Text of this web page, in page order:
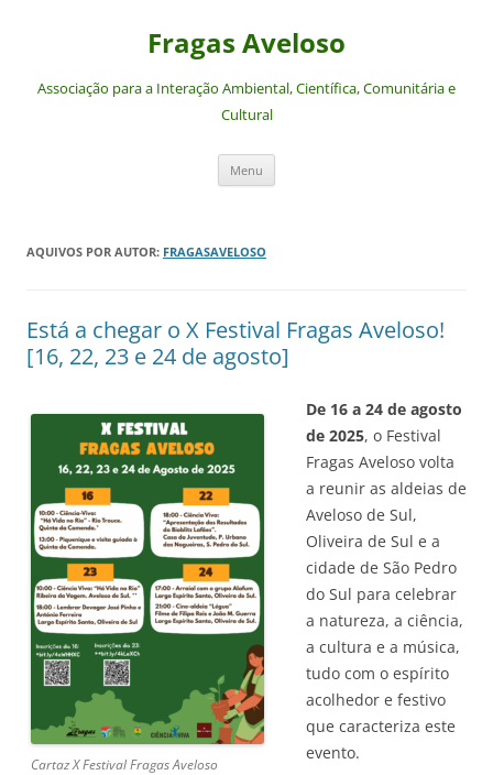
Fragas Aveloso
Associação para a Interação Ambiental, Científica, Comunitária e
Cultural
Menu
AQUIVOS POR AUTOR: FRAGASAVELOSO
Está a chegar o X Festival Fragas Aveloso!
[16, 22, 23 e 24 de agosto]
Cartaz X Festival Fragas Aveloso
De 16 a 24 de agosto
de 2025, o Festival
Fragas Aveloso volta
a reunir as aldeias de
Aveloso de Sul,
Oliveira de Sul e a
cidade de São Pedro
do Sul para celebrar
a natureza, a ciência,
a cultura e a música,
tudo com o espírito
acolhedor e festivo
que caracteriza este
evento.